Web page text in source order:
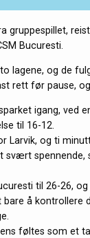
gruppespillet,
Bucuresti.
lagene, og de
rett før pause,
igang, ved
til 16-12.
Larvik, og ti
svært
til 26-26,
å kontrollere
føltes som et